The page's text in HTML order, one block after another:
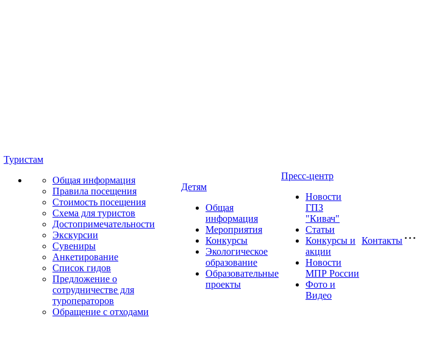
Туристам
Общая информация
Правила посещения
Стоимость посещения
Схема для туристов
Достопримечательности
Экскурсии
Сувениры
Анкетирование
Список гидов
Предложение о
сотрудничестве для
туроператоров
Обращение с отходами
Детям
Общая
информация
Мероприятия
Конкурсы
Экологическое
образование
Образовательные
проекты
Пресс-центр
Новости
ГПЗ
"Кивач"
Статьи
Конкурсы и
акции
Новости
МПР России
Фото и
Видео
Контакты